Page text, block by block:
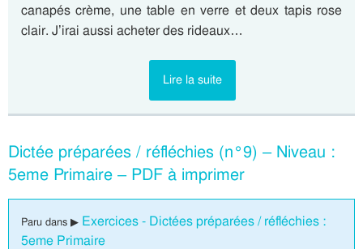
canapés crème, une table en verre et deux tapis rose
clair. J’irai aussi acheter des rideaux…
Lire la suite
Dictée préparées / réfléchies (n°9) – Niveau :
5eme Primaire – PDF à imprimer
Paru dans ▶ Exercices - Dictées préparées / réfléchies :
5eme Primaire